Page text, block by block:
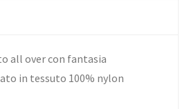
all over con fantasia
in tessuto 100% nylon